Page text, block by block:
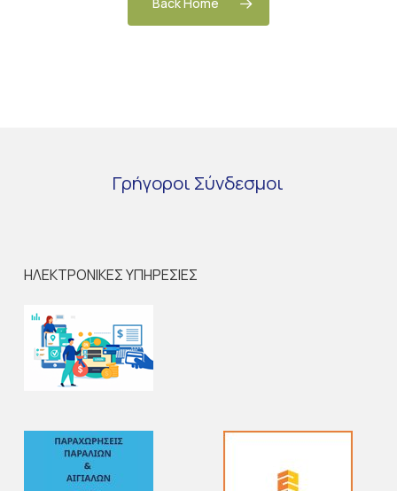
Back Home
Γρήγοροι Σύνδεσμοι
ΗΛΕΚΤΡΟΝΙΚΕΣ ΥΠΗΡΕΣΙΕΣ